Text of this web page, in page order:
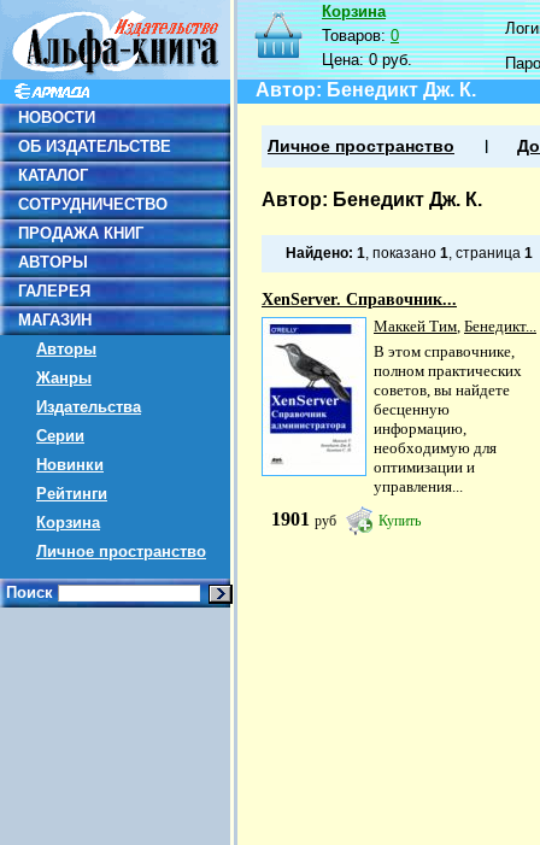
НОВОСТИ
ОБ ИЗДАТЕЛЬСТВЕ
КАТАЛОГ
СОТРУДНИЧЕСТВО
ПРОДАЖА КНИГ
АВТОРЫ
ГАЛЕРЕЯ
МАГАЗИН
Авторы
Жанры
Издательства
Серии
Новинки
Рейтинги
Корзина
Личное пространство
Поиск
Корзина
Товаров:0
Цена:0 руб.
Автор: Бенедикт Дж. К.
Личное пространство
Автор: Бенедикт Дж. К.
Найдено: 1, показано 1, страница 1
XenServer. Справочник...
Маккей Тим, Бенедикт...
В этом справочнике,
полном практических
советов, вы найдете
бесценную
информацию,
необходимую для
оптимизации и
управления...
1901 руб Купить